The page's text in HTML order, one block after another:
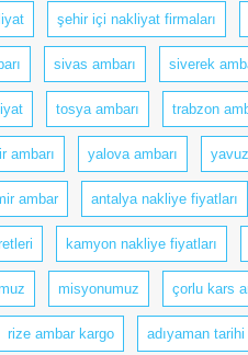
şehir içi nakliyat firmaları
sivas ambarı siverek
tosya ambarı trabzon
ambarı yalova ambarı
ambar antalya nakliye fiyatları
kamyon nakliye fiyatları
misyonumuz çorlu kars
rize ambar kargo adıyaman tarihi